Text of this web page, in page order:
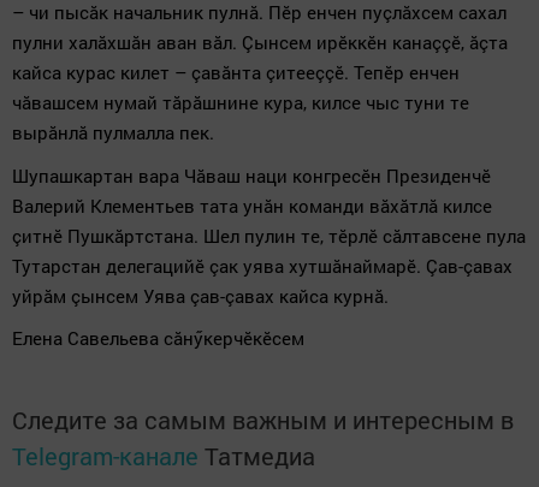
– чи пысăк начальник пулнă. Пӗр енчен пуçлăхсем сахал
пулни халăхшăн аван вăл. Çынсем ирӗккӗн канаççӗ, ăçта
кайса курас килет – çавăнта çитееççӗ. Тепӗр енчен
чăвашсем нумай тăрăшнине кура, килсе чыс туни те
вырăнлă пулмалла пек.
Шупашкартан вара Чăваш наци конгресӗн Президенчӗ
Валерий Клементьев тата унăн команди вăхăтлă килсе
çитнӗ Пушкăртстана. Шел пулин те, тӗрлӗ сăлтавсене пула
Тутарстан делегацийӗ çак уява хутшăнаймарӗ. Çав-çавах
уйрăм çынсем Уява çав-çавах кайса курнă.
Елена Савельева сăнӳкерчӗкӗсем
Следите за самым важным и интересным в
Telegram-канале Татмедиа